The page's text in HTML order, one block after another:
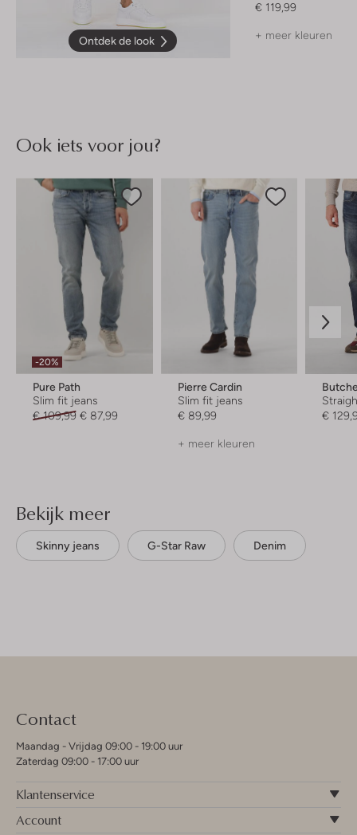
Ontdek de look
€ 119,99
+ meer kleuren
Ook iets voor jou?
-20%
Pure Path
Slim fit jeans
€ 109,99 € 87,99
Pierre Cardin
Slim fit jeans
€ 89,99
+ meer kleuren
€
Bekijk meer
Skinny jeans G-Star Raw Denim
Contact
Maandag - Vrijdag 09:00 - 19:00 uur
Zaterdag 09:00 - 17:00 uur
Klantenservice
Account